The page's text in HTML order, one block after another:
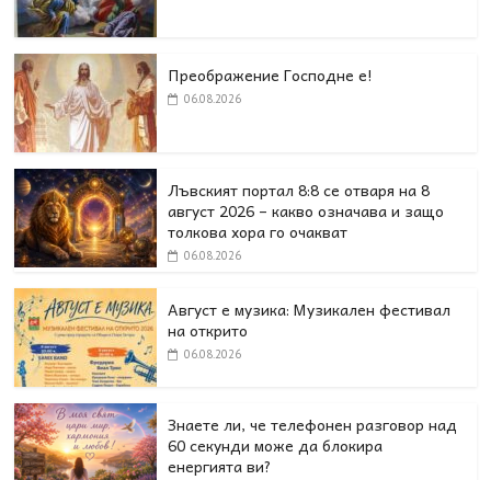
Преображение Господне е!
06.08.2026
Лъвският портал 8:8 се отваря на 8
август 2026 – какво означава и защо
толкова хора го очакват
06.08.2026
Август е музика: Музикален фестивал
на открито
06.08.2026
Знаете ли, че телефонен разговор над
60 секунди може да блокира
енергията ви?